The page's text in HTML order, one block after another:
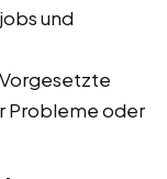
und
Probleme oder